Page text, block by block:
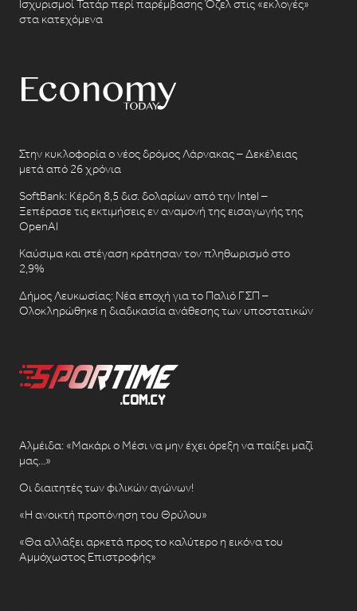
Ισχυρισμοί Τατάρ περί παρέμβασης Όζελ στις «εκλογές»
στα κατεχόμενα
Στην κυκλοφορία ο νέος δρόμος Λάρνακας – Δεκέλειας
μετά από 26 χρόνια
SoftBank: Κέρδη 8,5 δισ. δολαρίων από την Intel –
Ξεπέρασε τις εκτιμήσεις εν αναμονή της εισαγωγής της
OpenAI
Καύσιμα και στέγαση κράτησαν τον πληθωρισμό στο
2,9%
Δήμος Λευκωσίας: Νέα εποχή για το Παλιό ΓΣΠ –
Ολοκληρώθηκε η διαδικασία ανάθεσης των υποστατικών
Αλμέιδα: «Μακάρι ο Μέσι να μην έχει όρεξη να παίξει μαζί
μας…»
Οι διαιτητές των φιλικών αγώνων!
«Η ανοικτή προπόνηση του Θρύλου»
«Θα αλλάξει αρκετά προς το καλύτερο η εικόνα του
Αμμόχωστος Επιστροφής»